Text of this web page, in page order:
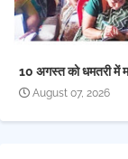
10 अगस्त को धमतरी में
August 07, 2026